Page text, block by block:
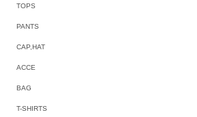
TOPS
PANTS
CAP,HAT
ACCE
BAG
T-SHIRTS